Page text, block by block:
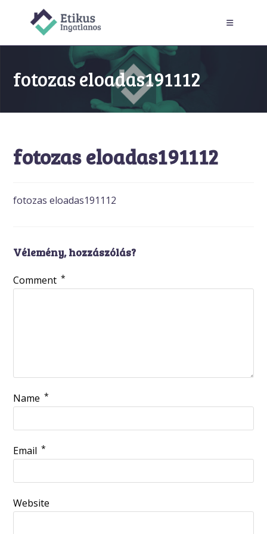
fotozas eloadas191112
fotozas eloadas191112
fotozas eloadas191112
Vélemény, hozzászólás?
Comment *
Name *
Email *
Website